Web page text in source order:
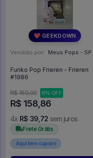
💖 GEEKDOWN
Vendido por: Meus Pops - SP
Funko Pop Frieren - Frieren
#1986
R$ 169,00 6% OFF
R$ 158,86
4x R$ 39,72 sem juros
Frete Grátis
Aqui tem cupom